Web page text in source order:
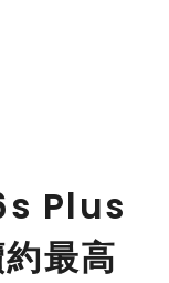
Plus
最高